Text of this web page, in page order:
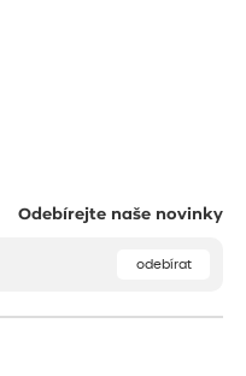
Odebírejte naše novinky
odebírat